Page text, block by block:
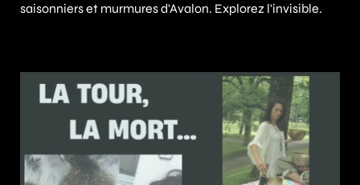
saisonniers et murmures d'Avalon. Explorez l'invisible.